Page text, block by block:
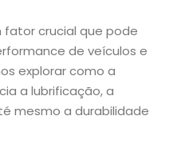
fator crucial que pode
de veículos e
explorar como a
a lubrificação, a
mesmo a durabilidade